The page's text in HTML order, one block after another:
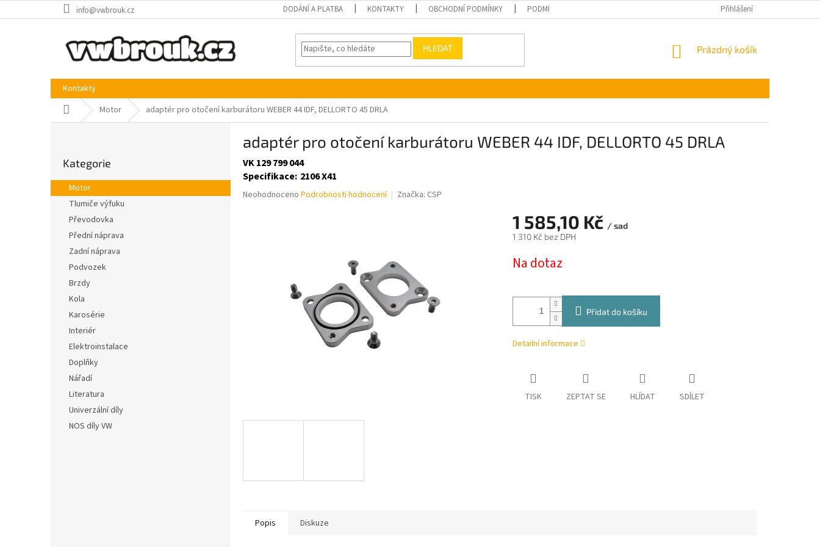
na
info@vwbrouk.cz DODÁNÍ A PLATBA KONTAKTY OBCHODNÍ PODMÍNKY PODMÍNKY OCHRANY OSOBNÍCH ÚDAJŮ Přihlášení
HLEDAT
NÁKUPNÍ
Prázdný košík
Kontakty
Domů Motor adaptér pro otočení karburátoru WEBER 44 IDF, DELLORTO 45 DRLA
r
a
kategorie
Kategorie
Motor
Tlumiče výfuku
Převodovka
Přední náprava
Zadní náprava
Podvozek
Brzdy
Kola
Karosérie
Interiér
Elektroinstalace
Doplňky
Nářadí
Literatura
Univerzální díly
NOS díly VW
adaptér pro otočení karburátoru WEBER 44 IDF, DELLORTO 45 DRLA
VK 129 799 044
Specifikace: 2106 X41
Průměrné
Neohodnoceno Podrobnosti hodnocení Značka: CSP
1 585,10 Kč / sad
1 310 Kč bez DPH
cena:
Na dotaz
Přidat do košíku
Detailní informace
TISK ZEPTAT SE HLÍDAT SDÍLET
Popis Diskuze